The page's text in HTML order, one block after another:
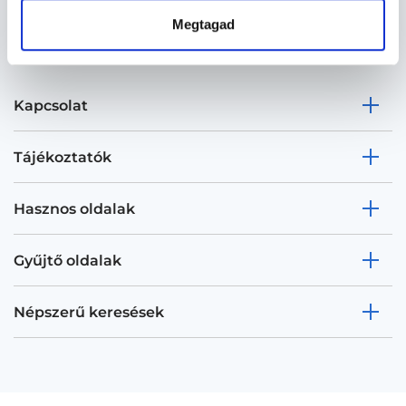
Megtagad
Kapcsolat
Tájékoztatók
Hasznos oldalak
Gyűjtő oldalak
Népszerű keresések